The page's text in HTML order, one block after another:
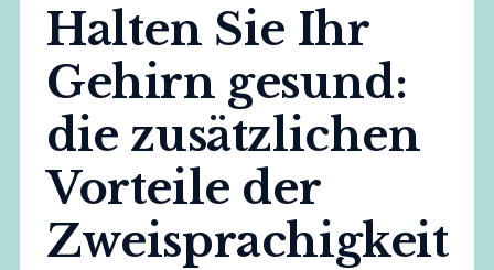
Halten Sie Ihr
Gehirn gesund:
die zusätzlichen
Vorteile der
Zweisprachigkeit